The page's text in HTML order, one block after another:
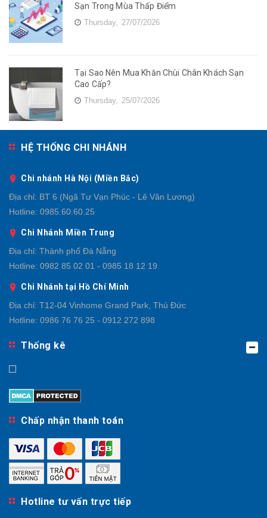
Sạn Trong Mùa Thấp Điểm
Thursday, 27/07/2026
Tại Sao Nên Mua Khăn Chùi Chân Khách Sạn
Cao Cấp?
Thursday, 25/07/2026
HỆ THỐNG CHI NHÁNH
Chi nhánh Hà Nội (Miền Bắc)
Địa chỉ: BT 6 (Ngã Tư Vạn Phúc - Lê Văn Lương)
Hotline: 0985.60.60.25
Chi Nhánh Miền Trung
Địa chỉ: Thành phố Đà Nẵng
Hotline: 0982 85 02 01 - 0985 18 12 19
Chi Nhánh tại Hồ Chí Minh
Địa chỉ: T12-04 Vinhome Grand Park, Thủ Đức
Hotline: 0986 76 76 25 - 0912 272 898
Thống kê
Chấp nhận thanh toán
Hotline tư vấn trực tiếp